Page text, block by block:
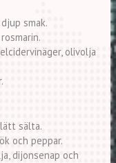
smak.
olivolja
sälta.
och peppar.
dijonsenap och